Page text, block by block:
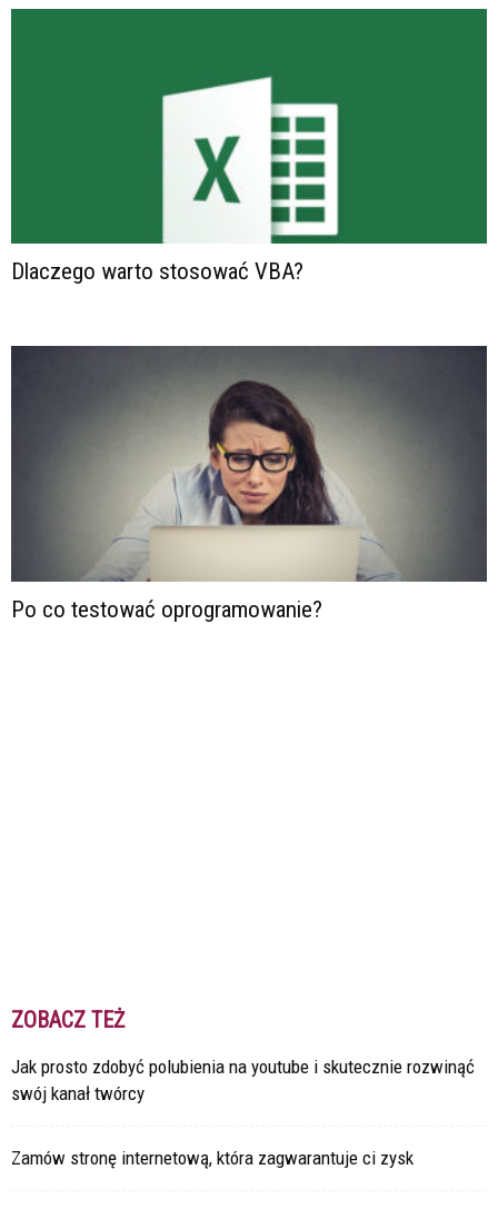
Dlaczego warto stosować VBA?
Po co testować oprogramowanie?
ZOBACZ TEŻ
Jak prosto zdobyć polubienia na youtube i skutecznie rozwinąć
swój kanał twórcy
Zamów stronę internetową, która zagwarantuje ci zysk